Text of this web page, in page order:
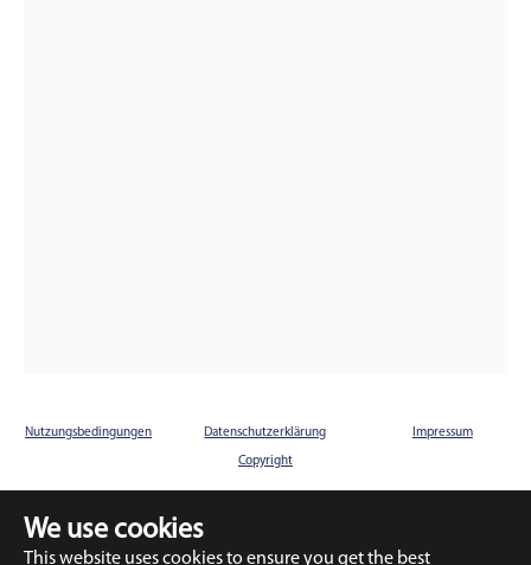
We use cookies
This website uses cookies to ensure you get the best
Nutzungsbedingungen Datenschutzerklärung Impressum
Copyright
Deutsch